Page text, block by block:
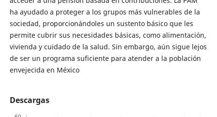
ha ayudado a proteger a los grupos más vulnerables de la
sociedad, proporcionándoles un sustento básico que les
permite cubrir sus necesidades básicas, como alimentación,
vivienda y cuidado de la salud. Sin embargo, aún sigue lejos
de ser un programa suficiente para atender a la población
envejecida en México
Descargas